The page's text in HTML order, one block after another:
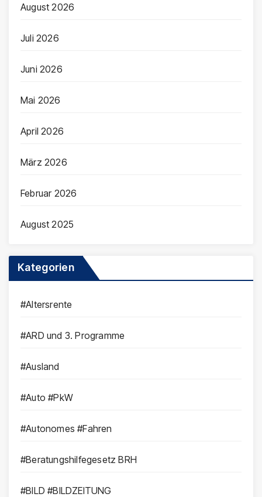
August 2026
Juli 2026
Juni 2026
Mai 2026
April 2026
März 2026
Februar 2026
August 2025
Kategorien
#Altersrente
#ARD und 3. Programme
#Ausland
#Auto #PkW
#Autonomes #Fahren
#Beratungshilfegesetz BRH
#BILD #BILDZEITUNG